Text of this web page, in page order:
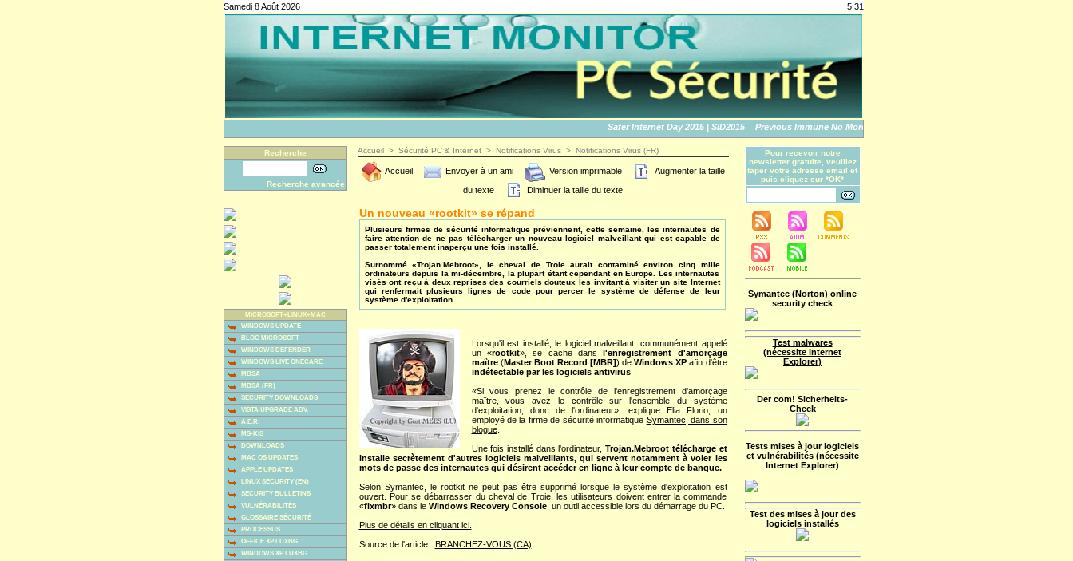
Samedi 8 Août 2026 5:31
Safer Internet Day 2015 | SID2015 Previous Immune No More: An Apple Story
Recherche
Recherche avancée
MICROSOFT+LINUX+MAC
WINDOWS UPDATE
BLOG MICROSOFT
WINDOWS DEFENDER
WINDOWS LIVE ONECARE
MBSA
MBSA (FR)
SECURITY DOWNLOADS
VISTA UPGRADE ADV.
A.E.R.
MS-KIS
DOWNLOADS
MAC OS UPDATES
APPLE UPDATES
LINUX SECURITY (EN)
SECURITY BULLETINS
VULNÉRABILITÉS
GLOSSAIRE SÉCURITÉ
PROCESSUS
OFFICE XP LUXBG.
WINDOWS XP LUXBG.
Accueil > Sécurité PC & Internet > Notifications Virus > Notifications Virus (FR)
Accueil Envoyer à un ami Version imprimable
Augmenter la taille
du texte
Diminuer la taille du texte
Un nouveau «rootkit» se répand
Plusieurs firmes de sécurité informatique préviennent, cette semaine, les internautes de
faire attention de ne pas télécharger un nouveau logiciel malveillant qui est capable de
passer totalement inaperçu une fois installé.
Surnommé «Trojan.Mebroot», le cheval de Troie aurait contaminé environ cinq mille
ordinateurs depuis la mi-décembre, la plupart étant cependant en Europe. Les internautes
visés ont reçu à deux reprises des courriels douteux les invitant à visiter un site Internet
qui renfermait plusieurs lignes de code pour percer le système de défense de leur
système d'exploitation.
Lorsqu'il est installé, le logiciel malveillant, communément appelé
un «rootkit», se cache dansl'enregistrement d'amorçage
maître(Master Boot Record [MBR]) deWindows XP afin d'être
indétectable par les logiciels antivirus.
«Si vous prenez le contrôle de l'enregistrement d'amorçage
maître, vous avez le contrôle sur l'ensemble du système
d'exploitation, donc de l'ordinateur», explique Elia Florio, un
employé de la firme de sécurité informatique Symantec, dans son
blogue.
Une fois installé dans l'ordinateur,Trojan.Mebroot télécharge et
installe secrètement d'autres logiciels malveillants, qui servent notamment à voler les
mots de passe des internautes qui désirent accéder en ligne à leur compte de banque.
Selon Symantec, le rootkit ne peut pas être supprimé lorsque le système d'exploitation est
ouvert. Pour se débarrasser du cheval de Troie, les utilisateurs doivent entrer la commande
«fixmbr» dans le Windows Recovery Console, un outil accessible lors du démarrage du PC.
Plus de détails en cliquant ici.
Source de l'article : BRANCHEZ-VOUS (CA)
Pour recevoir notre
newsletter gratuite, veuillez
taper votre adresse email et
puis cliquez sur *OK*
Symantec (Norton) online
security check
Test malwares
(nécessite Internet
Explorer)
Der com! Sicherheits-
Check
Tests mises à jour logiciels
et vulnérabilités (nécessite
Internet Explorer)
Test des mises à jour des
logiciels installés